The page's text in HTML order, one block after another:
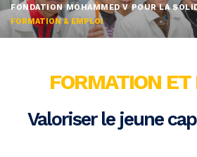
principal
FONDATION MOHAMMED V POUR LA
FORMATION & EMPLOI
FORMATION ET
Valoriser le jeune